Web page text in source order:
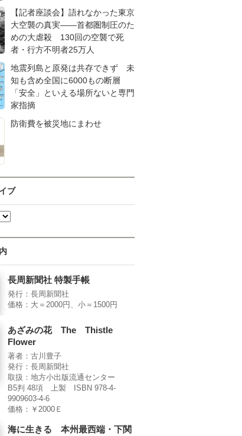
【記者座談会】語れなかった東京
大空襲の真実――首都圏制圧のた
めの大虐殺 130回の空襲で死
者・行方不明者25万人
地震列島と原発は共存できず 未
知も含め全国に6000もの断層
「安全」といえる場所ないと専門
家指摘
防衛費を被災地にまわせ
ブ
長周新聞社 特製手帳
発行：長周新聞社
価格：大＝2000円、小＝1500円
あざみの花 The Thistle
Flower
著者：古川豊子
発行：長周新聞社
取扱：地方小出版流通センター
B5判 48項 上製 ISBN 978-4-
9909603-4-6
価格：￥2000Ｅ
海に生きる 本州最西端・下関